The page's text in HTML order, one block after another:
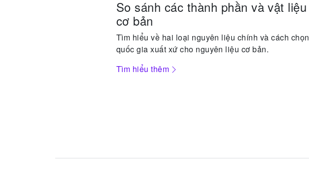
So sánh các thành phần và vật liệu
cơ bản
Tìm hiểu về hai loại nguyên liệu chính và cách chọn
quốc gia xuất xứ cho nguyên liệu cơ bản.
Tìm hiểu thêm